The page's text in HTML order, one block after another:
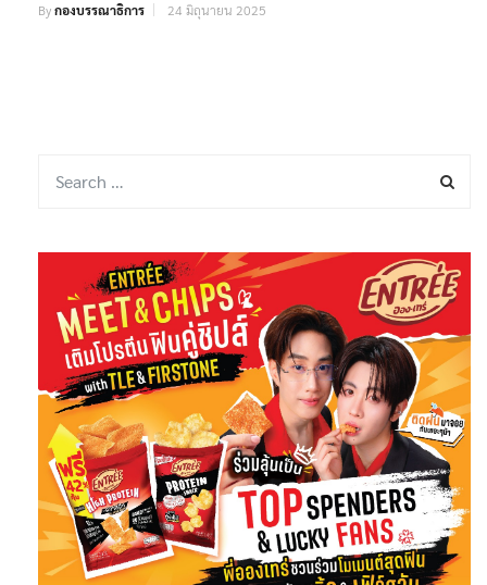
Byกองบรรณาธิการ 24 มิถุนายน 2025